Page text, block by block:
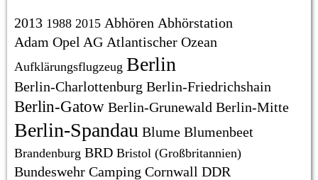
2013 1988 2015 Abhören Abhörstation
Adam Opel AG Atlantischer Ozean
Aufklärungsflugzeug Berlin
Berlin-Charlottenburg Berlin-Friedrichshain
Berlin-Gatow Berlin-Grunewald Berlin-Mitte
Berlin-Spandau Blume Blumenbeet
Brandenburg BRD Bristol (Großbritannien)
Bundeswehr Camping Cornwall DDR